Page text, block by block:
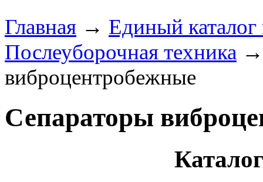
Главная → Единый каталог
Послеуборочная техника
виброцентробежные
Сепараторы